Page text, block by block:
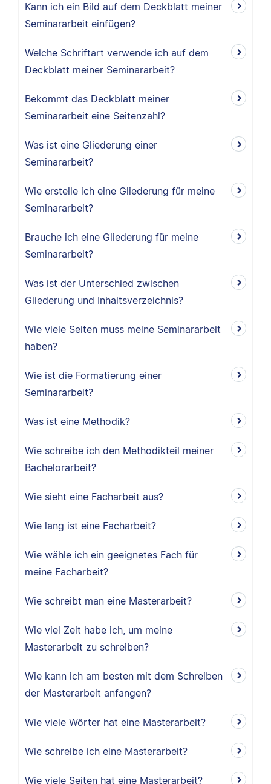
Kann ich ein Bild auf dem Deckblatt meiner
Seminararbeit einfügen?
Welche Schriftart verwende ich auf dem
Deckblatt meiner Seminararbeit?
Bekommt das Deckblatt meiner
Seminararbeit eine Seitenzahl?
Was ist eine Gliederung einer
Seminararbeit?
Wie erstelle ich eine Gliederung für meine
Seminararbeit?
Brauche ich eine Gliederung für meine
Seminararbeit?
Was ist der Unterschied zwischen
Gliederung und Inhaltsverzeichnis?
Wie viele Seiten muss meine Seminararbeit
haben?
Wie ist die Formatierung einer
Seminararbeit?
Was ist eine Methodik?
Wie schreibe ich den Methodikteil meiner
Bachelorarbeit?
Wie sieht eine Facharbeit aus?
Wie lang ist eine Facharbeit?
Wie wähle ich ein geeignetes Fach für
meine Facharbeit?
Wie schreibt man eine Masterarbeit?
Wie viel Zeit habe ich, um meine
Masterarbeit zu schreiben?
Wie kann ich am besten mit dem Schreiben
der Masterarbeit anfangen?
Wie viele Wörter hat eine Masterarbeit?
Wie schreibe ich eine Masterarbeit?
Wie viele Seiten hat eine Masterarbeit?